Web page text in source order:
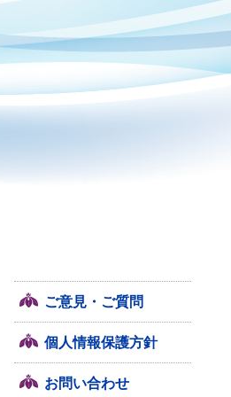
ご意見・ご質問
個人情報保護方針
お問い合わせ